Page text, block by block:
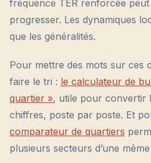
fréquence TER renforcée
progresser. Les dynamiques
que les généralités.
Pour mettre des mots sur ces
faire le tri : le calculateur de
quartier », utile pour convertir
chiffres, poste par poste. Et
comparateur de quartiers
plusieurs secteurs d’une